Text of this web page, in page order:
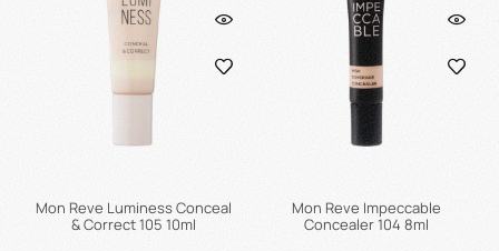
Mon Reve Luminess Conceal
& Correct 105 10ml
Mon Reve Impeccable
Concealer 104 8ml